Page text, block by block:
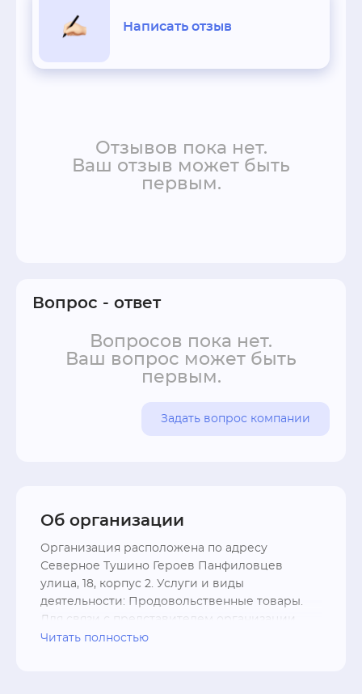
Написать отзыв
Отзывов пока нет.
Ваш отзыв может быть
первым.
Вопрос - ответ
Вопросов пока нет.
Ваш вопрос может быть
первым.
Задать вопрос компании
Об организации
Организация расположена по адресу
Северное Тушино Героев Панфиловцев
улица, 18, корпус 2. Услуги и виды
деятельности: Продовольственные товары.
Для связи с представителем организации
УТКОНОС вы можете использовать контакты -
Читать полностью